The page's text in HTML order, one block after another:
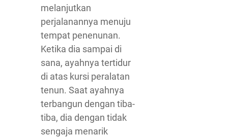
melanjutkan
perjalanannya menuju
tempat penenunan.
Ketika dia sampai di
sana, ayahnya tertidur
di atas kursi peralatan
tenun. Saat ayahnya
terbangun dengan tiba-
tiba, dia dengan tidak
sengaja menarik